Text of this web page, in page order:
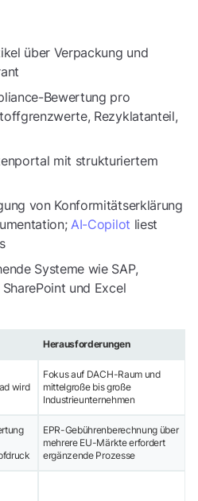
über Verpackung und
Bewertung pro
Rezyklatanteil,
mit strukturiertem
von Konformitätserklärung
AI-Copilot liest
Systeme wie SAP,
und Excel
Herausforderungen
wird
Fokus auf DACH-Raum und
mittelgroße bis große
Industrieunternehmen
EPR-Gebührenberechnung über
mehrere EU-Märkte erfordert
ergänzende Prozesse